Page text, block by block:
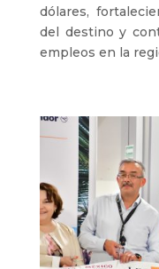
dólares,
del destino y
empleos en la